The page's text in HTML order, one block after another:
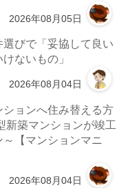
2026年08月05日
びで「妥協して良い
ないもの」
2026年08月04日
ョンへ住み替える方
新築マンションが竣工
【マンションマニ
2026年08月04日